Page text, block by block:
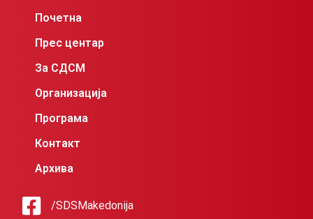
Почетна
Прес центар
За СДСМ
Организација
Програма
Контакт
Архива
/SDSMakedonija